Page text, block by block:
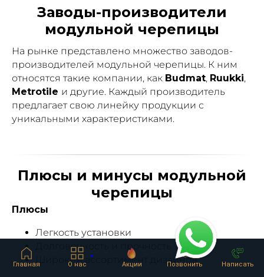
Главная О нас Акции Позвонить Написать
Заводы-производители
модульной черепицы
На рынке представлено множество заводов-
производителей модульной черепицы. К ним
относятся такие компании, как Budmat, Ruukki,
Metrotile и другие. Каждый производитель
предлагает свою линейку продукции с
уникальными характеристиками.
Плюсы и минусы модульной
черепицы
Плюсы
Легкость установки
Долговечность и прочность
Широкий ассортимент дизайнов